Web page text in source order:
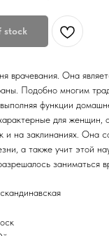
stock
врачевания. Она
Подобно многим
функции
для женщин,
и на заклинаниях. Она
а также учит этой
заниматься